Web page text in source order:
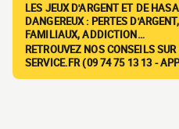
LES JEUX D'ARGENT ET DE
DANGEREUX : PERTES
FAMILIAUX, ADDICTION…
RETROUVEZ NOS CONSEILS
SERVICE.FR (09 74 75 13 13 -